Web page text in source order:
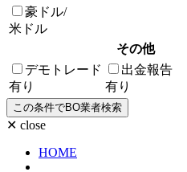
豪ドル/
米ドル
その他
デモトレード
有り
出金報告
有り
✕ close
HOME